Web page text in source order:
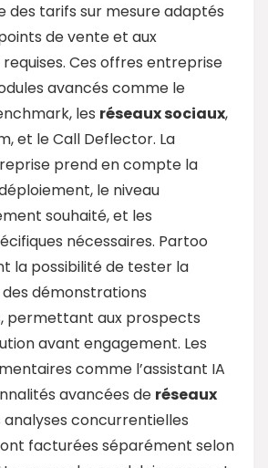
des tarifs sur mesure adaptés
de vente et aux
Ces offres entreprise
avancés comme le
les réseaux sociaux,
et le Call Deflector. La
prend en compte la
le niveau
souhaité, et les
nécessaires. Partoo
la possibilité de tester la
démonstrations
permettant aux prospects
avant engagement. Les
comme l’assistant IA
avancées de réseaux
analyses concurrentielles
facturées séparément selon